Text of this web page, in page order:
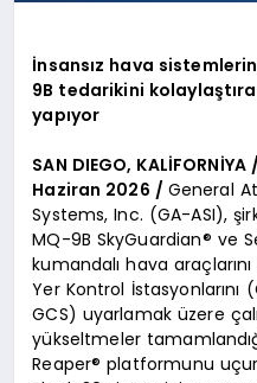
İnsansız hava
9B tedarikini
yapıyor
SAN DIEGO, KALİFORNİYA
Haziran 2026 / General
Systems, Inc. (GA-ASI),
MQ-9B SkyGuardian® ve
kumandalı hava
Yer Kontrol
GCS) uyarlamak üzere
yükseltmeler
Reaper® platformunu